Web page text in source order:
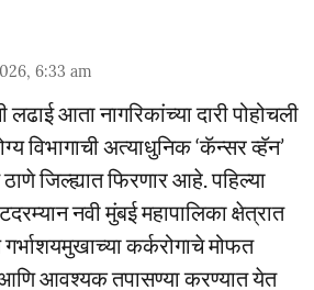
6:33 am
लढाई आता नागरिकांच्या दारी पोहोचली
विभागाची अत्याधुनिक ‘कॅन्सर व्हॅन’
जिल्ह्यात फिरणार आहे. पहिल्या
नवी मुंबई महापालिका क्षेत्रात
कर्करोगाचे मोफत
आवश्यक तपासण्या करण्यात येत